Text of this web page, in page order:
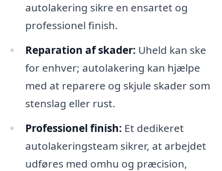
autolakering sikre en ensartet og
professionel finish.
Reparation af skader: Uheld kan ske
for enhver; autolakering kan hjælpe
med at reparere og skjule skader som
stenslag eller rust.
Professionel finish: Et dedikeret
autolakeringsteam sikrer, at arbejdet
udføres med omhu og præcision,